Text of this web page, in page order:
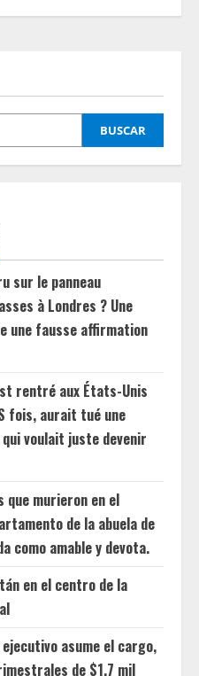
BUSCAR
sur le panneau
à Londres ? Une
une fausse affirmation
rentré aux États-Unis
fois, aurait tué une
voulait juste devenir
murieron en el
de la abuela de
como amable y devota.
en el centro de la
asume el cargo,
de $1.7 mil